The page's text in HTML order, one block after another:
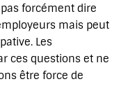
forcément dire
mais peut
Les
ces questions et ne
être force de